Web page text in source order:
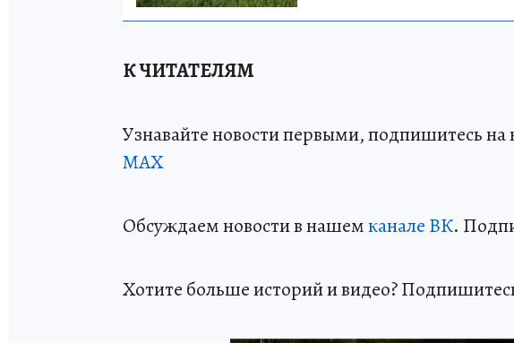
К ЧИТАТЕЛЯМ
Узнавайте новости первыми, подпишитесь
МАХ
Обсуждаем новости в нашемканале ВК.
Хотите больше историй и видео?